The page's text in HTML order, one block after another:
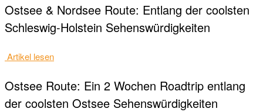
Ostsee & Nordsee Route: Entlang der coolsten
Schleswig-Holstein Sehenswürdigkeiten
Artikel lesen
Ostsee Route: Ein 2 Wochen Roadtrip entlang
der coolsten Ostsee Sehenswürdigkeiten